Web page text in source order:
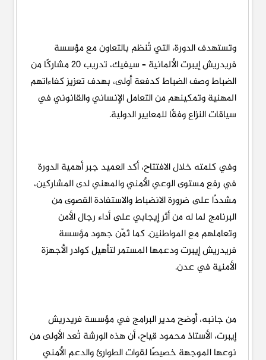
وتستهدف الدورة، التي تُنظم بالتعاون مع مؤسسة
فريدريش إيبرت الألمانية – سيفيك، تدريب 20 مشاركًا من
الضباط وصف الضباط كدفعة أولى، بهدف تعزيز كفاءاتهم
المهنية وتمكينهم من التعامل الإنساني والقانوني في
سياقات النزاع وفقًا للمعايير الدولية.
وفي كلمته خلال الافتتاح، أكد العميد جبر أهمية الدورة
في رفع مستوى الوعي الأمني والمهني لدى المشاركين،
مشددًا على ضرورة الانضباط والاستفادة القصوى من
البرنامج لما له من أثر إيجابي على أداء رجال الأمن
وتعاملهم مع المواطنين. كما ثمّن جهود مؤسسة
فريدريش إيبرت ودعمها المستمر لتأهيل كوادر الأجهزة
الأمنية في عدن.
من جانبه، أوضح مدير البرامج في مؤسسة فريدريش
إيبرت، الأستاذ محمود قياح، أن هذه الورشة تُعد الأولى من
نوعها الموجهة خصيصًا لقوات الطوارئ والدعم الأمني